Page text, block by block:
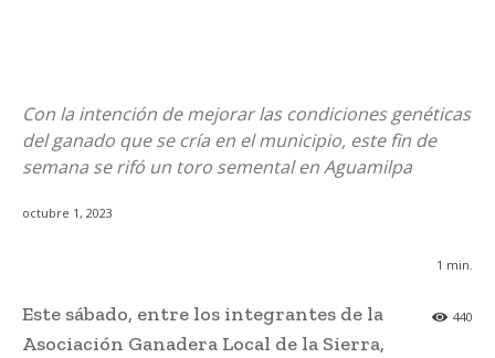
Con la intención de mejorar las condiciones genéticas
del ganado que se cría en el municipio, este fin de
semana se rifó un toro semental en Aguamilpa
octubre 1, 2023
1 min.
440
Este sábado, entre los integrantes de la
Asociación Ganadera Local de la Sierra,